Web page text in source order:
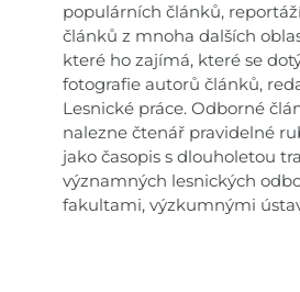
populárních článků,
článků z mnoha dalších
které ho zajímá, které se
fotografie autorů článků,
Lesnické práce. Odborné
nalezne čtenář pravidelné
jako časopis s dlouholetou
významných lesnických
fakultami, výzkumnými